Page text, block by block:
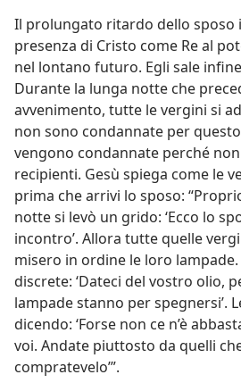
Il prolungato ritardo dello sposo
presenza di Cristo come Re al
nel lontano futuro. Egli sale
Durante la lunga notte che
avvenimento, tutte le vergini si
non sono condannate per
vengono condannate perché
recipienti. Gesù spiega come le
prima che arrivi lo sposo:
notte si levò un grido: ‘Ecco lo
incontro’. Allora tutte quelle
misero in ordine le loro
discrete: ‘Dateci del vostro olio,
lampade stanno per spegnersi’.
dicendo: ‘Forse non ce n’è
voi. Andate piuttosto da quelli
compratevelo’”.